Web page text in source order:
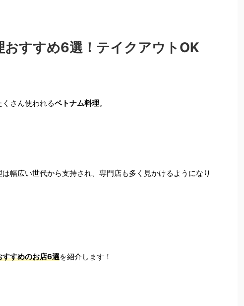
すすめ6選！テイクアウトOK
さん使われるベトナム料理。
幅広い世代から支持され、専門店も多く見かけるようになり
すすめのお店6選を紹介します！